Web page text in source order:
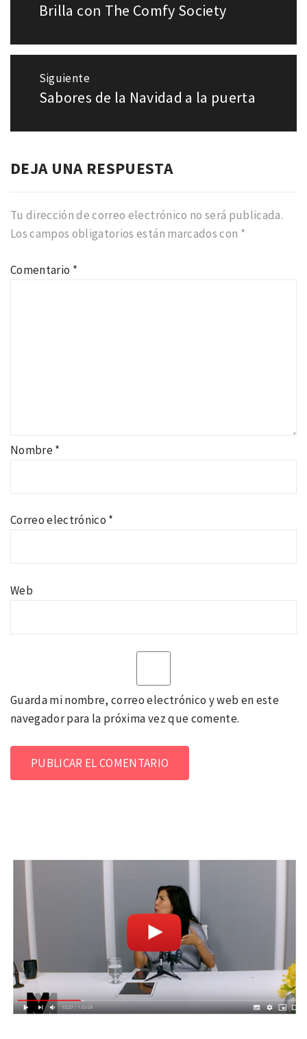
Entrada
Brilla con The Comfy Society
Siguiente
Entrada
Sabores de la Navidad a la puerta
DEJA UNA RESPUESTA
Tu dirección de correo electrónico no será publicada.
Los campos obligatorios están marcados con *
Comentario *
Nombre*
Correo electrónico *
Web
Guarda mi nombre, correo electrónico y web en este
navegador para la próxima vez que comente.